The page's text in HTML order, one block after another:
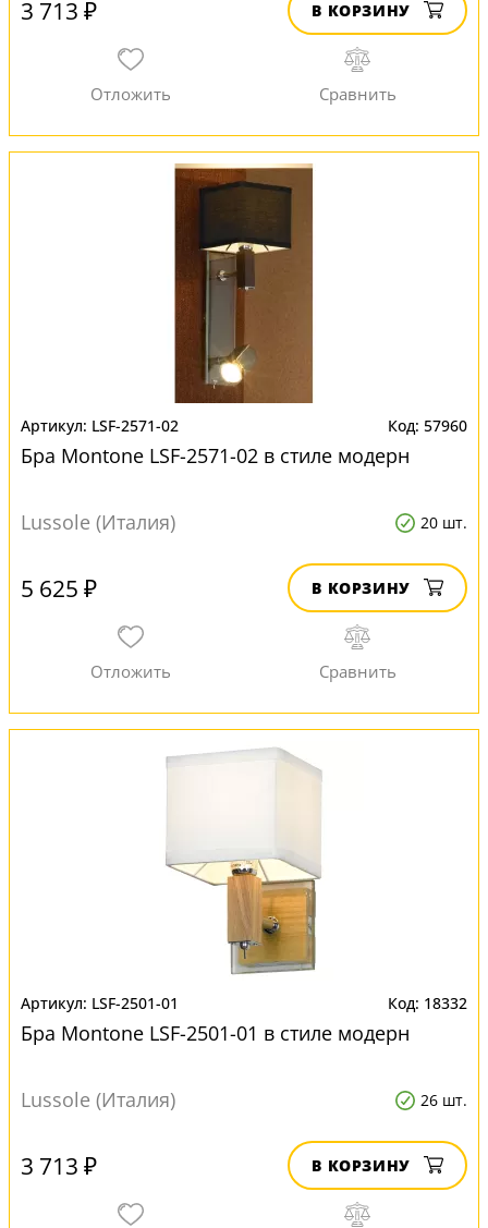
3 713 ₽ В КОРЗИНУ
LSF-2571-02 57960
Бра Montone LSF-2571-02 в стиле модерн
Lussole (Италия) 20 шт.
5 625 ₽ В КОРЗИНУ
LSF-2501-01 18332
Бра Montone LSF-2501-01 в стиле модерн
Lussole (Италия) 26 шт.
3 713 ₽ В КОРЗИНУ